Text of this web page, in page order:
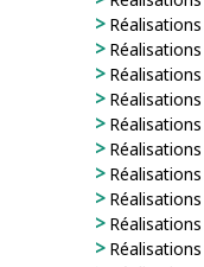
Réalisations
Réalisations
Réalisations
Réalisations
Réalisations
Réalisations
Réalisations
Réalisations
Réalisations